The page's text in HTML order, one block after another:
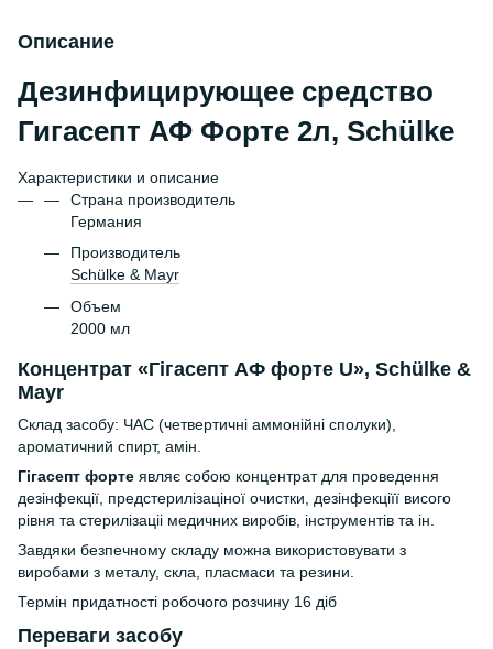
Описание
Дезинфицирующее средство
Гигасепт АФ Форте 2л, Schülke
Характеристики и описание
Страна производитель
Германия
Производитель
Schülke & Mayr
Объем
2000 мл
Концентрат «Гігасепт АФ форте U», Schülke &
Mayr
Склад засобу: ЧАС (четвертичні аммонійні сполуки),
ароматичний спирт, амін.
Гігасепт форте являє собою концентрат для проведення
дезінфекції, предстерилізаціної очистки, дезінфекціїї висого
рівня та стерилізаціі медичних виробів, інструментів та ін.
Завдяки безпечному складу можна використовувати з
виробами з металу, скла, пласмаси та резини.
Термін придатності робочого розчину 16 діб
Переваги засобу